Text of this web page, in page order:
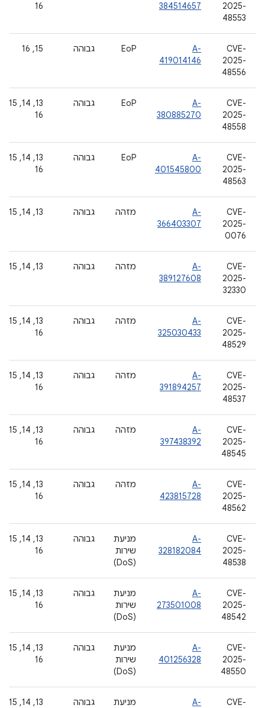
2025-
48553
384514657
16
CVE-
2025-
48556
A-
419014146
EoP גבוהה ‫15, 16
CVE-
2025-
48558
A-
380885270
EoP גבוהה
16
CVE-
2025-
48563
A-
401545800
EoP גבוהה
16
CVE-
2025-
0076
A-
366403307
מזהה גבוהה ‫13, 14, 15
CVE-
2025-
32330
A-
389127608
מזהה גבוהה ‫13, 14, 15
CVE-
2025-
48529
A-
325030433
מזהה גבוהה
16
CVE-
2025-
48537
A-
391894257
מזהה גבוהה
16
CVE-
2025-
48545
A-
397438392
מזהה גבוהה
16
CVE-
2025-
48562
A-
423815728
מזהה גבוהה
16
CVE-
2025-
48538
A-
328182084
מניעת
שירות
(DoS)
גבוהה
16
CVE-
2025-
48542
A-
273501008
מניעת
שירות
(DoS)
גבוהה
16
CVE-
2025-
48550
A-
401256328
מניעת
שירות
(DoS)
גבוהה
16
CVE-
A-
מניעת
גבוהה